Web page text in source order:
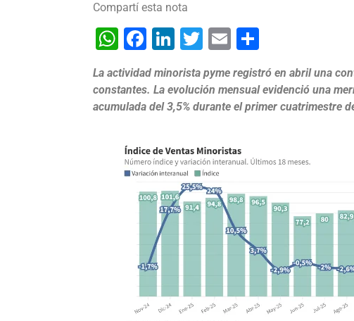
Compartí esta nota
WhatsApp
Facebook
LinkedIn
Twitter
Email
La actividad minorista pyme registró en abril una
constantes. La evolución mensual evidenció una
acumulada del 3,5% durante el primer cuatrimestre